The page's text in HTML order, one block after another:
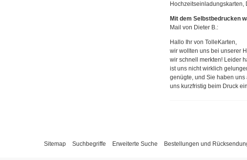
Hochzeitseinladungskarten,
Mit dem Selbstbedrucken
Mail von Dieter B.:
Hallo Ihr von TolleKarten,
wir wollten uns bei unserer
wir schnell merkten! Leider
ist uns nicht wirklich
genügte, und Sie haben
uns kurzfristig beim Druck
Sitemap Suchbegriffe Erweiterte Suche Bestellungen und